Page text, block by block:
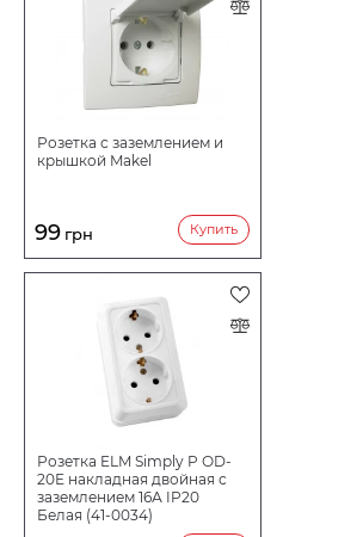
Розетка с заземлением и
крышкой Makel
99 грн Купить
Розетка ELM Simply P ОD-
20Е накладная двойная с
заземлением 16А IP20
Белая (41-0034)